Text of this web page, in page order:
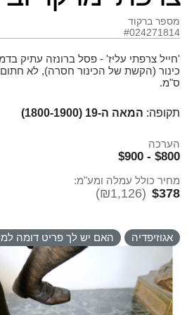
מספר ברקוד
#024271814
'חייל צרפתי עליז' - פסל ברונזה עתיק
ס"מ.
תקופה: המאה ה-19 (1800-1900)
הערכה
$800 - $900
מחיר כולל עמלה ומע"מ:
$378
(₪1,126)
אגוזיפדיה האם יש לך פריט דומה